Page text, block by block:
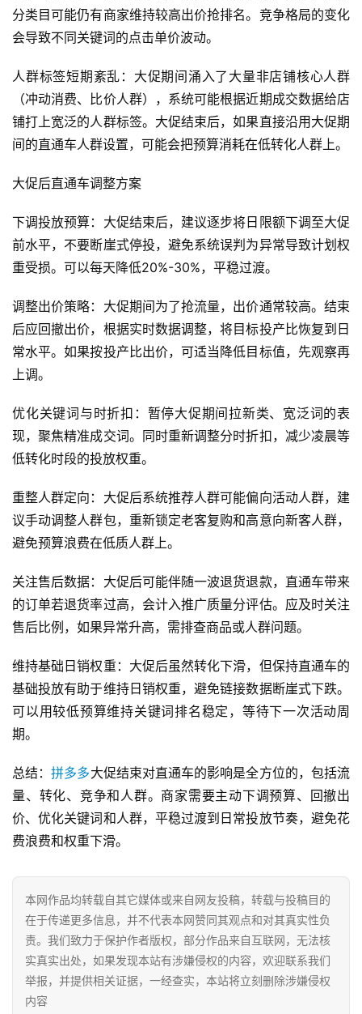
店
运
营
电
商
自
媒
体
登录 注册
分类目可能仍有商家维持较高出价抢排名。竞争格局的变化
会导致不同关键词的点击单价波动。
人群标签短期紊乱：大促期间涌入了大量非店铺核心人群
（冲动消费、比价人群），系统可能根据近期成交数据给店
铺打上宽泛的人群标签。大促结束后，如果直接沿用大促期
间的直通车人群设置，可能会把预算消耗在低转化人群上。
大促后直通车调整方案
下调投放预算：大促结束后，建议逐步将日限额下调至大促
前水平，不要断崖式停投，避免系统误判为异常导致计划权
重受损。可以每天降低20%-30%，平稳过渡。
调整出价策略：大促期间为了抢流量，出价通常较高。结束
后应回撤出价，根据实时数据调整，将目标投产比恢复到日
常水平。如果按投产比出价，可适当降低目标值，先观察再
上调。
优化关键词与时折扣：暂停大促期间拉新类、宽泛词的表
现，聚焦精准成交词。同时重新调整分时折扣，减少凌晨等
低转化时段的投放权重。
重整人群定向：大促后系统推荐人群可能偏向活动人群，建
议手动调整人群包，重新锁定老客复购和高意向新客人群，
避免预算浪费在低质人群上。
关注售后数据：大促后可能伴随一波退货退款，直通车带来
的订单若退货率过高，会计入推广质量分评估。应及时关注
售后比例，如果异常升高，需排查商品或人群问题。
维持基础日销权重：大促后虽然转化下滑，但保持直通车的
基础投放有助于维持日销权重，避免链接数据断崖式下跌。
可以用较低预算维持关键词排名稳定，等待下一次活动周
期。
总结：拼多多大促结束对直通车的影响是全方位的，包括流
量、转化、竞争和人群。商家需要主动下调预算、回撤出
价、优化关键词和人群，平稳过渡到日常投放节奏，避免花
费浪费和权重下滑。
本网作品均转载自其它媒体或来自网友投稿，转载与投稿目的
在于传递更多信息，并不代表本网赞同其观点和对其真实性负
责。我们致力于保护作者版权，部分作品来自互联网，无法核
实真实出处，如果发现本站有涉嫌侵权的内容，欢迎联系我们
举报，并提供相关证据，一经查实，本站将立刻删除涉嫌侵权
内容